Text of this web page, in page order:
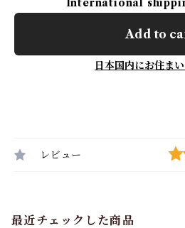
International
Add to
日本国内にお住ま
レビュー
最近チェックした商品